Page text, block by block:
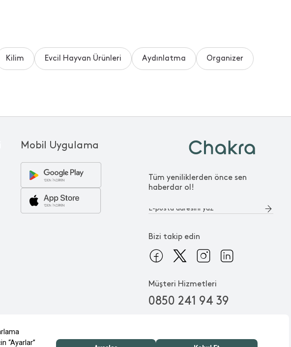
Kilim Evcil Hayvan Ürünleri Aydınlatma Organizer
Tüm yeniliklerden önce sen
haberdar ol!
Bizi takip edin
Müşteri Hizmetleri
0850 241 94 39
Mobil Uygulama